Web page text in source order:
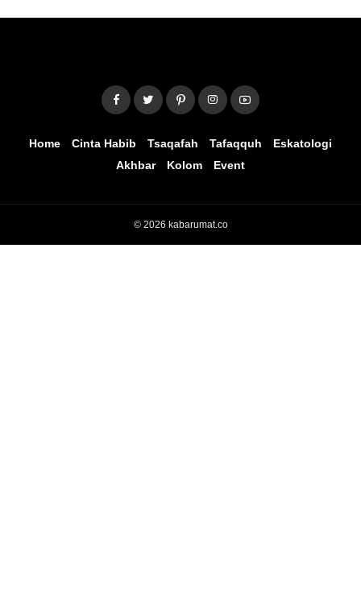
Home Cinta Habib Tsaqafah Tafaqquh
Eskatologi
Akhbar
Kolom Event
© 2026 kabarumat.co